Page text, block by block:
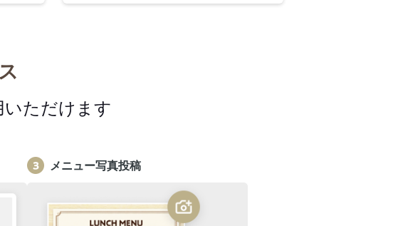
ただけます
メニュー写真投稿